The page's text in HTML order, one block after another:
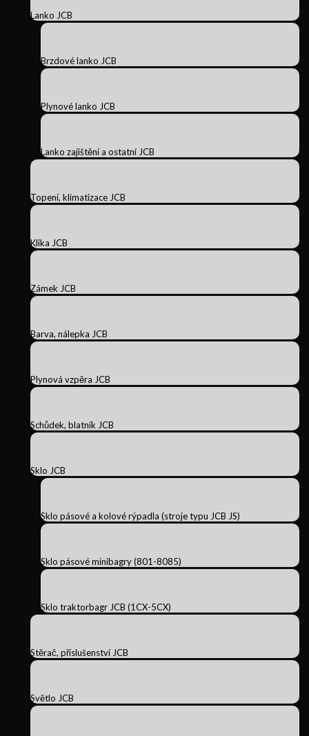
Lanko JCB
Brzdové lanko JCB
Plynové lanko JCB
Lanko zajištění a ostatní JCB
Topení, klimatizace JCB
Klika JCB
Zámek JCB
Barva, nálepka JCB
Plynová vzpěra JCB
Schůdek, blatník JCB
Sklo JCB
Sklo pásové a kolové rýpadla (stroje typu JCB JS)
Sklo pásové minibagry (801-8085)
Sklo traktorbagr JCB (1CX-5CX)
Stěrač, příslušenství JCB
Světlo JCB